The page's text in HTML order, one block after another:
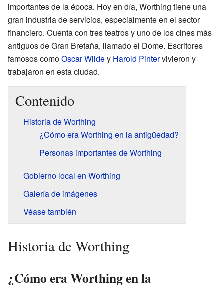
importantes de la época. Hoy en día, Worthing tiene una
gran industria de servicios, especialmente en el sector
financiero. Cuenta con tres teatros y uno de los cines más
antiguos de Gran Bretaña, llamado el Dome. Escritores
famosos comoOscar Wildey Harold Pintervivieron y
trabajaron en esta ciudad.
Contenido
Historia de Worthing
¿Cómo era Worthing en la antigüedad?
Personas importantes de Worthing
Gobierno local en Worthing
Galería de imágenes
Véase también
Historia de Worthing
¿Cómo era Worthing en la